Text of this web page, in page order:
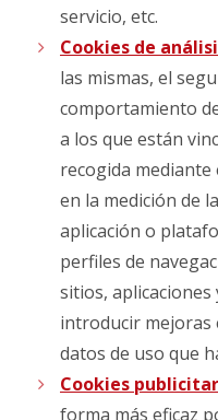
servicio, etc.
Cookies de
las mismas, el
comportamiento
a los que están
recogida
en la medición de
aplicación o
perfiles de
sitios,
introducir mejoras
datos de uso que
Cookies
forma más eficaz